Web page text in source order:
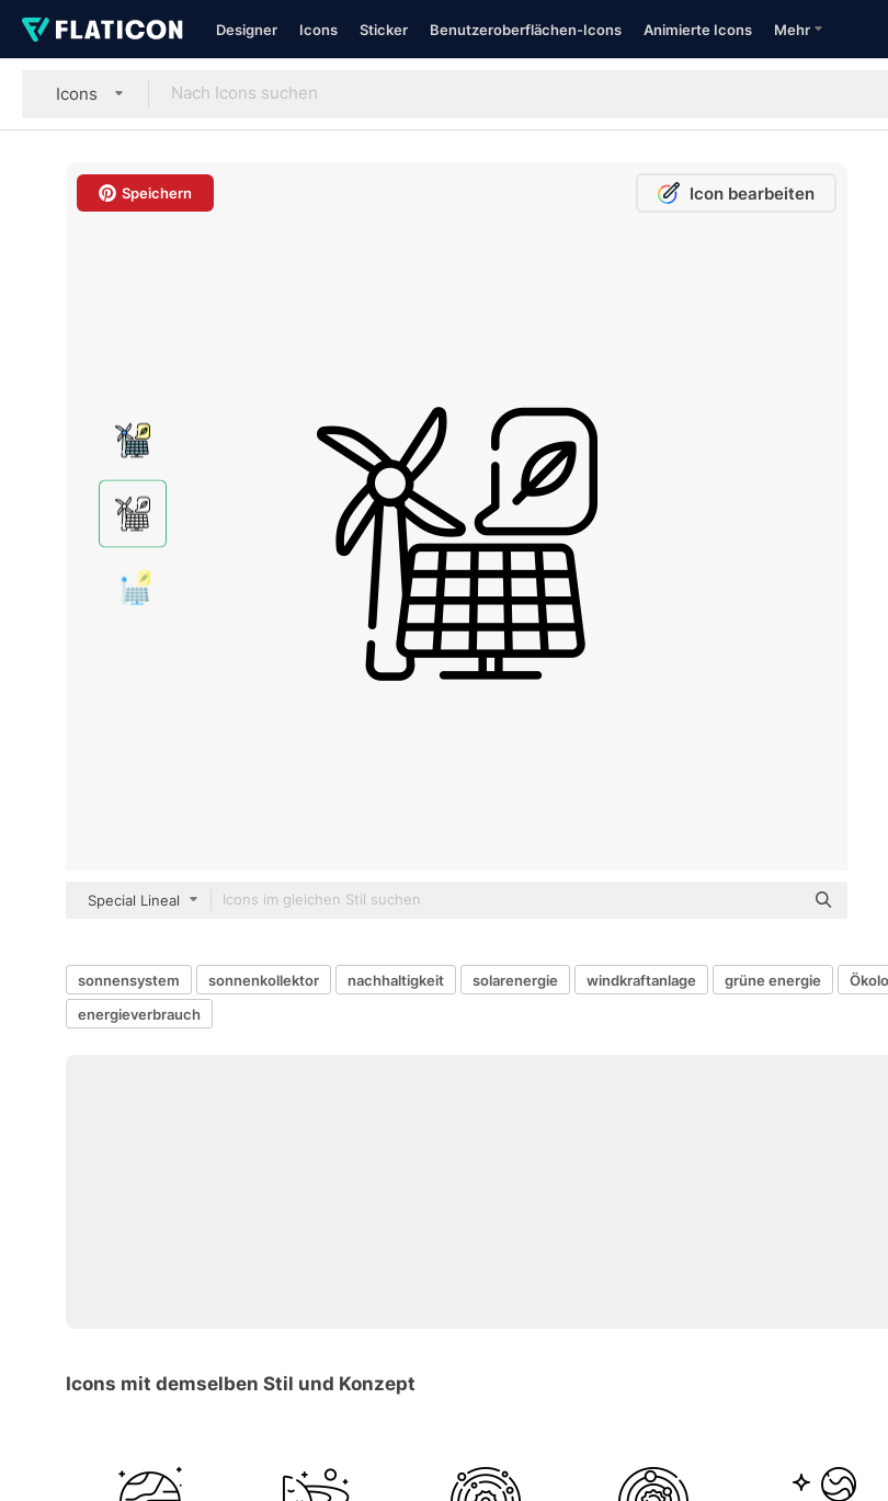
Designer Icons Sticker Benutzeroberflächen-Icons Animierte Icons Mehr
Icons
Speichern Icon bearbeiten
Special Lineal
sonnensystem sonnenkollektor nachhaltigkeit solarenergie windkraftanlage grüne energie
energieverbrauch
Icons mit demselben Stil und Konzept